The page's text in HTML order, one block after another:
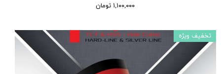
۱,۱۰۰,۰۰۰ تومان
تخفیف ویژه